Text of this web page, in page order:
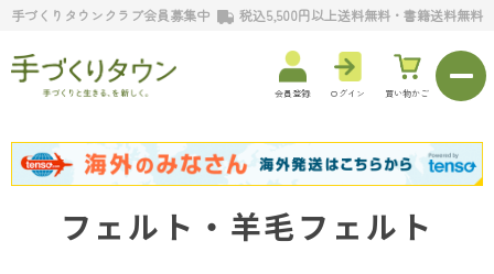
手づくりタウンクラブ会員募集中 税込5,500円以上送料無料・書籍送料無料
会員登録 ログイン 買い物かご
フェルト・羊毛フェルト